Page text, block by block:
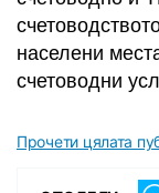
населени
счетоводни
Прочети цялата